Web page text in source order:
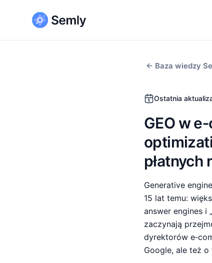
← Baza wiedzy
Ostatnia
GEO w
płatnych
Generative
15 lat temu:
answer engines i
zaczynają
dyrektorów
Google, ale też o